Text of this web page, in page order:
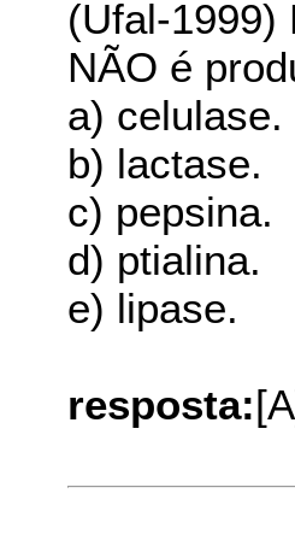
(Ufal-1999)
NÃO é
a) celulase.
b) lactase.
c) pepsina.
d) ptialina.
e) lipase.
resposta: